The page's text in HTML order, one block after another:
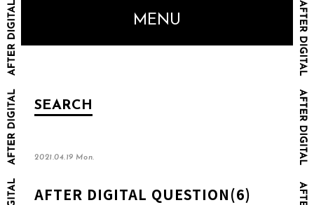
MENU
SEARCH
2021.04.19 Mon.
AFTER DIGITAL QUESTION(6)